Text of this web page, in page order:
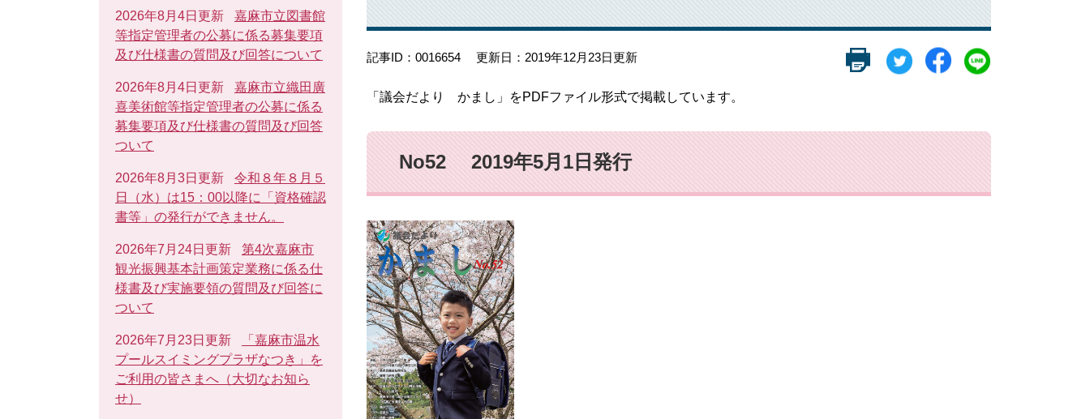
記事ID：0016654 更新日：2019年12月23日更新
「議会だより かまし」をPDFファイル形式で掲載しています。
No52 2019年5月1日発行
2026年8月4日更新
嘉麻市立図書館
等指定管理者の公募に係る募集要項
及び仕様書の質問及び回答について
2026年8月4日更新
嘉麻市立織田廣
喜美術館等指定管理者の公募に係る
募集要項及び仕様書の質問及び回答
ついて
2026年8月3日更新
令和８年８月５
日（水）は15：00以降に「資格確認
書等」の発行ができません。
2026年7月24日更新
第4次嘉麻市
観光振興基本計画策定業務に係る仕
様書及び実施要領の質問及び回答に
ついて
2026年7月23日更新
「嘉麻市温水
プールスイミングプラザなつき」を
ご利用の皆さまへ（大切なお知ら
せ）